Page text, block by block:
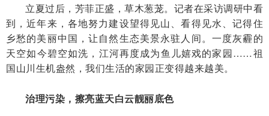
立夏过后，芳菲正盛，草木葱茏。记者在采访调研中看
到，近年来，各地努力建设望得见山、看得见水、记得住
乡愁的美丽中国，让自然生态美景永驻人间。一度灰霾的
天空如今碧空如洗，江河再度成为鱼儿嬉戏的家园……祖
国山川生机盎然，我们生活的家园正变得越来越美。
治理污染，擦亮蓝天白云靓丽底色